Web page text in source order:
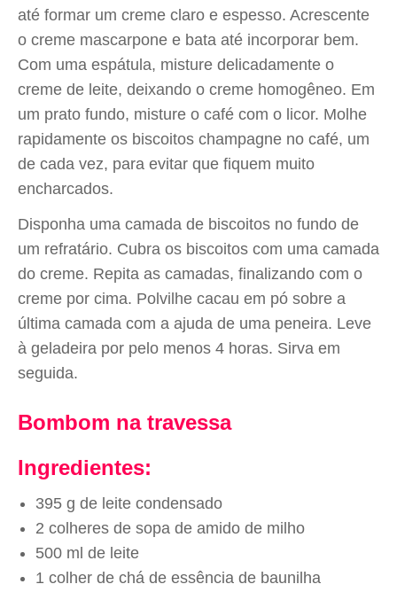
até formar um creme claro e espesso. Acrescente
o creme mascarpone e bata até incorporar bem.
Com uma espátula, misture delicadamente o
creme de leite, deixando o creme homogêneo. Em
um prato fundo, misture o café com o licor. Molhe
rapidamente os biscoitos champagne no café, um
de cada vez, para evitar que fiquem muito
encharcados.
Disponha uma camada de biscoitos no fundo de
um refratário. Cubra os biscoitos com uma camada
do creme. Repita as camadas, finalizando com o
creme por cima. Polvilhe cacau em pó sobre a
última camada com a ajuda de uma peneira. Leve
à geladeira por pelo menos 4 horas. Sirva em
seguida.
Bombom na travessa
Ingredientes:
395 g de leite condensado
2 colheres de sopa de amido de milho
500 ml de leite
1 colher de chá de essência de baunilha